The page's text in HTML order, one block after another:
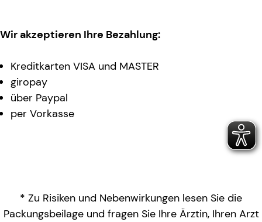
Wir akzeptieren Ihre Bezahlung:
Kreditkarten VISA und MASTER
giropay
über Paypal
per Vorkasse
* Zu Risiken und Nebenwirkungen lesen Sie die
Packungsbeilage und fragen Sie Ihre Ärztin, Ihren Arzt